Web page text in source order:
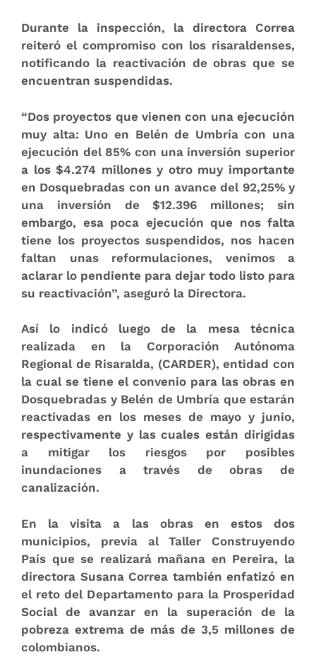
Durante la inspección, la directora Correa
reiteró el compromiso con los risaraldenses,
notificando la reactivación de obras que se
encuentran suspendidas.
“Dos proyectos que vienen con una ejecución
muy alta: Uno en Belén de Umbría con una
ejecución del 85% con una inversión superior
a los $4.274 millones y otro muy importante
en Dosquebradas con un avance del 92,25% y
una inversión de $12.396 millones; sin
embargo, esa poca ejecución que nos falta
tiene los proyectos suspendidos, nos hacen
faltan unas reformulaciones, venimos a
aclarar lo pendiente para dejar todo listo para
su reactivación”, aseguró la Directora.
Así lo indicó luego de la mesa técnica
realizada en la Corporación Autónoma
Regional de Risaralda, (CARDER), entidad con
la cual se tiene el convenio para las obras en
Dosquebradas y Belén de Umbría que estarán
reactivadas en los meses de mayo y junio,
respectivamente y las cuales están dirigidas
a mitigar los riesgos por posibles
inundaciones a través de obras de
canalización.
En la visita a las obras en estos dos
municipios, previa al Taller Construyendo
País que se realizará mañana en Pereira, la
directora Susana Correa también enfatizó en
el reto del Departamento para la Prosperidad
Social de avanzar en la superación de la
pobreza extrema de más de 3,5 millones de
colombianos.